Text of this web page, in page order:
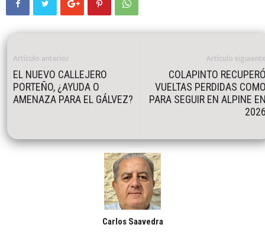
Artículo anterior
EL NUEVO CALLEJERO
PORTEÑO, ¿AYUDA O
AMENAZA PARA EL GÁLVEZ?
Artículo
COLAPINTO
VUELTAS PERDIDAS
PARA SEGUIR EN ALPINE
Carlos Saavedra